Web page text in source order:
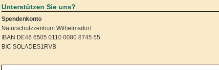
Unterstützen Sie uns?
Spendenkonto
Naturschutzzentrum Wilhelmsdorf
IBAN DE46 6505 0110 0080 8745 55
BIC SOLADES1RVB